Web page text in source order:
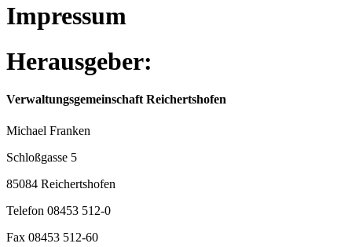
Impressum
Herausgeber:
Verwaltungsgemeinschaft Reichertshofen
Michael Franken
Schloßgasse 5
85084 Reichertshofen
Telefon 08453 512-0
Fax 08453 512-60